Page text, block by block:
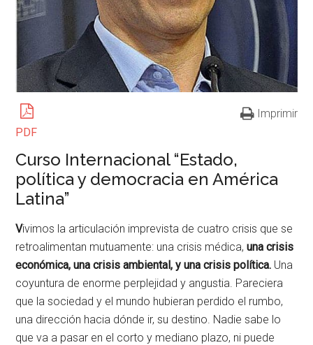
PDF
Imprimir
Curso Internacional “Estado,
política y democracia en América
Latina”
Vivimos la articulación imprevista de cuatro crisis que se
retroalimentan mutuamente: una crisis médica,una crisis
económica, una crisis ambiental, y una crisis política. Una
coyuntura de enorme perplejidad y angustia. Pareciera
que la sociedad y el mundo hubieran perdido el rumbo,
una dirección hacia dónde ir, su destino. Nadie sabe lo
que va a pasar en el corto y mediano plazo, ni puede